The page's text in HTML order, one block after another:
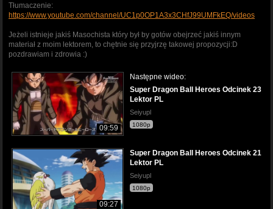
Tłumaczenie:
https://www.youtube.com/channel/UC1p0OP1A3x3CHfJ99UMFkEQ/videos
Jeżeli istnieje jakiś Masochista który był by gotów obejrzeć jakiś innym
materiał z moim lektorem, to chętnie się przyjrzę takowej propozycji:D
pozdrawiam i zdrowia :)
09:59
Następne wideo:
Super Dragon Ball Heroes Odcinek 23
Lektor PL
Seiyupl
1080p
09:27
Super Dragon Ball Heroes Odcinek 21
Lektor PL
Seiyupl
1080p